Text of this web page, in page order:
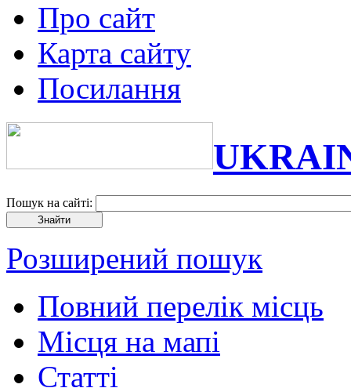
Про сайт
Карта сайту
Посилання
Пошук на сайті:
Розширений пошук
Повний перелік місць
Місця на мапі
Статті